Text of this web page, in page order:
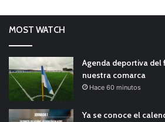
MOST WATCH
Agenda deportiva del
nuestra comarca
Hace 60 minutos
Ya se conoce el